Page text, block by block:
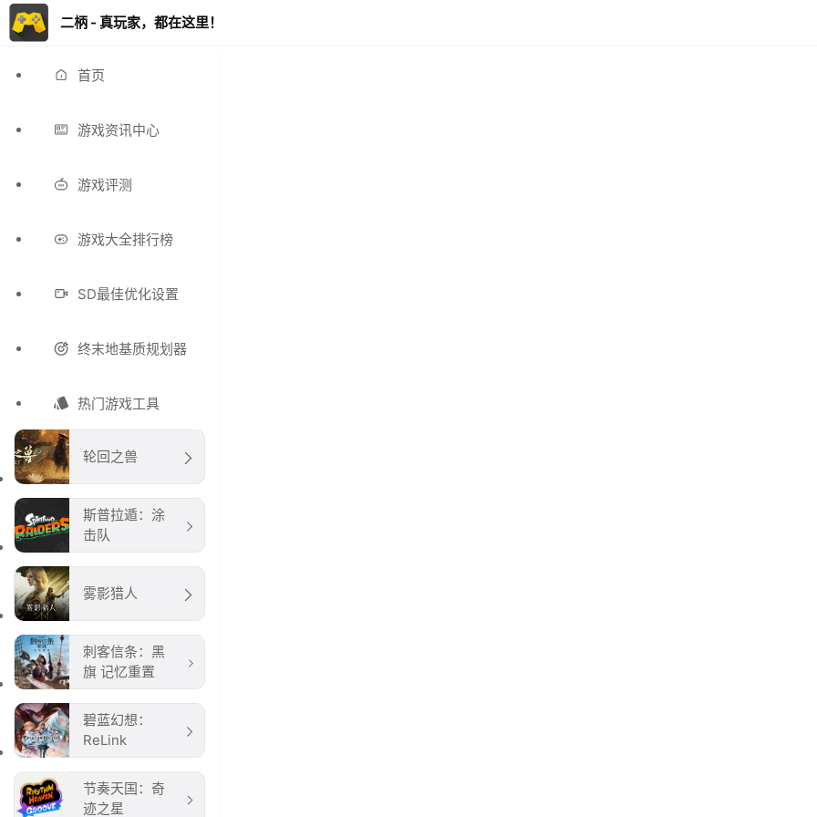
二柄 - 真玩家，都在这里！
首页
游戏资讯中心
游戏评测
游戏大全排行榜
SD最佳优化设置
终末地基质规划器
热门游戏工具
轮回之兽
斯普拉遁：涂
击队
雾影猎人
刺客信条：黑
旗 记忆重置
碧蓝幻想：
ReLink
节奏天国：奇
迹之星